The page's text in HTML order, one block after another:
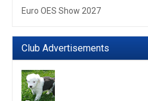
Euro OES Show 2027
Club Advertisements